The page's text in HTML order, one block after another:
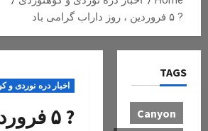
? ۵ فروردین ، روز داراب گرامی باد
اخبار دره نوردی و
? ۵
TAGS
Canyon